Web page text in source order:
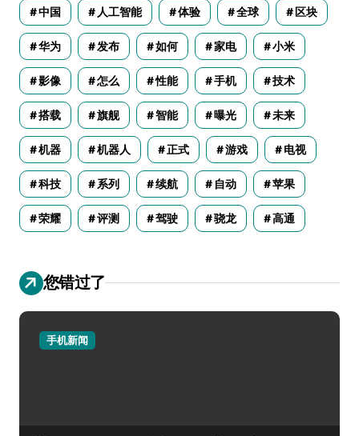
中国 人工智能 体验 全球 区块
华为 发布 如何 家电 小米
影像 怎么 性能 手机 技术
搭载 旗舰 智能 曝光 未来
机器 机器人 正式 游戏 电视
科技 系列 续航 自动 苹果
荣耀 评测 驾驶 骁龙 高通
您错过了
手机新闻